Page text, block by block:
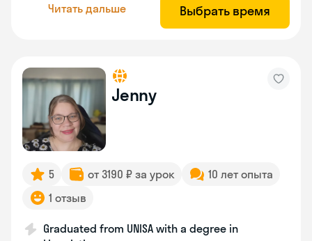
Читать дальше Выбрать время
Jenny
5 от 3190 ₽ за урок
10 лет опыта
1 отзыв
Graduated from UNISA with a degree in